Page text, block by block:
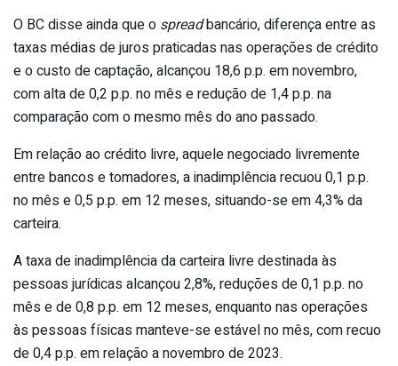
O BC disse ainda que o spreadbancário, diferença entre as
taxas médias de juros praticadas nas operações de crédito
e o custo de captação, alcançou 18,6 p.p. em novembro,
com alta de 0,2 p.p. no mês e redução de 1,4 p.p. na
comparação com o mesmo mês do ano passado.
Em relação ao crédito livre, aquele negociado livremente
entre bancos e tomadores, a inadimplência recuou 0,1 p.p.
no mês e 0,5 p.p. em 12 meses, situando-se em 4,3% da
carteira.
A taxa de inadimplência da carteira livre destinada às
pessoas jurídicas alcançou 2,8%, reduções de 0,1 p.p. no
mês e de 0,8 p.p. em 12 meses, enquanto nas operações
às pessoas físicas manteve-se estável no mês, com recuo
de 0,4 p.p. em relação a novembro de 2023.